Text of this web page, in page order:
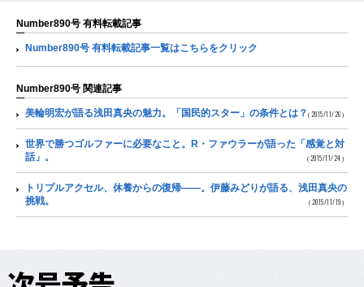
Number890号 有料転載記事
Number890号 有料転載記事一覧はこちらをクリック
Number890号 関連記事
美輪明宏が語る浅田真央の魅力。「国民的スター」の条件とは？（2015/11/26）
世界で勝つゴルファーに必要なこと。R・ファウラーが語った「感覚と対
話」。
（2015/11/24）
トリプルアクセル、休養からの復帰――。伊藤みどりが語る、浅田真央の
挑戦。
（2015/11/19）